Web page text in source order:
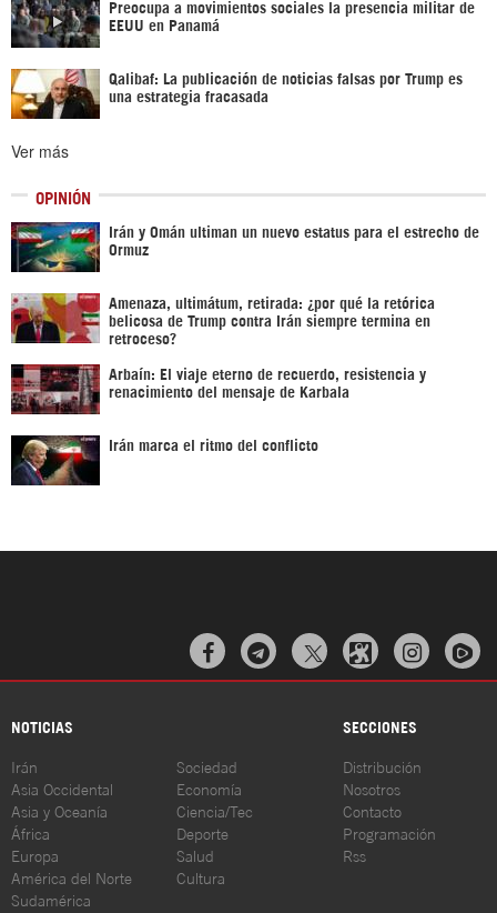
Preocupa a movimientos sociales la presencia militar de
EEUU en Panamá
Qalibaf: La publicación de noticias falsas por Trump es
una estrategia fracasada
Ver más
OPINIÓN
Irán y Omán ultiman un nuevo estatus para el estrecho de
Ormuz
Amenaza, ultimátum, retirada: ¿por qué la retórica
belicosa de Trump contra Irán siempre termina en
retroceso?
Arbaín: El viaje eterno de recuerdo, resistencia y
renacimiento del mensaje de Karbala
Irán marca el ritmo del conflicto
  
NOTICIAS SECCIONES
Irán
Asia Occidental
Asia y Oceanía
África
Europa
América del Norte
Sudamérica
Sociedad
Economía
Ciencia/Tec
Deporte
Salud
Cultura
Distribución
Nosotros
Contacto
Programación
Rss